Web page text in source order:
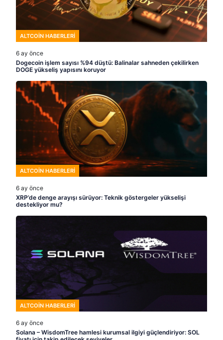
ALTCOIN HABERLERI
6 ay önce
Dogecoin işlem sayısı %94 düştü: Balinalar sahneden çekilirken
DOGE yükseliş yapısını koruyor
ALTCOIN HABERLERI
6 ay önce
XRP’de denge arayışı sürüyor: Teknik göstergeler yükselişi
destekliyor mu?
ALTCOIN HABERLERI
6 ay önce
Solana – WisdomTree hamlesi kurumsal ilgiyi güçlendiriyor: SOL